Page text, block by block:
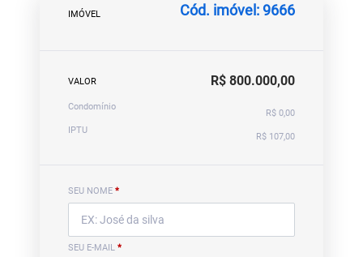
IMÓVEL Cód. imóvel: 9666
VALOR R$ 800.000,00
Condomínio
R$ 0,00
IPTU
R$ 107,00
SEU NOME *
SEU E-MAIL *